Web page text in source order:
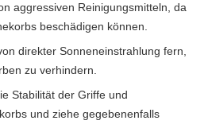
aggressiven Reinigungsmitteln, da
beschädigen können.
direkter Sonneneinstrahlung fern,
zu verhindern.
Stabilität der Griffe und
und ziehe gegebenenfalls